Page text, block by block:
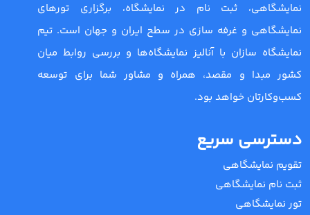
نمایشگاهی، ثبت نام در نمایشگاه، برگزاری تورهای
نمایشگاهی و غرفه سازی در سطح ایران و جهان است. تیم
نمایشگاه سازان با آنالیز نمایشگاه‌ها و بررسی روابط میان
کشور مبدا و مقصد، همراه و مشاور شما برای توسعه
کسب‌وکارتان خواهد بود.
دسترسی سریع
تقویم نمایشگاهی
ثبت نام نمایشگاهی
تور نمایشگاهی